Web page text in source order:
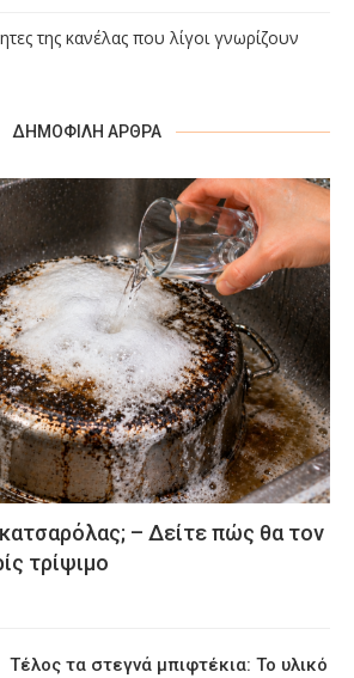
της κανέλας που λίγοι γνωρίζουν
ΔΗΜΟΦΙΛΉ ΆΡΘΡΑ
– Δείτε πώς θα τον
τρίψιμο
Τέλος τα στεγνά μπιφτέκια: Το υλικό